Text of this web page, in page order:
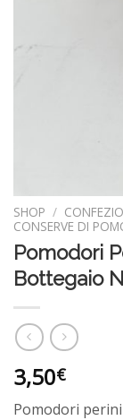
SHOP /
CONSERVE DI
Pomodori
Bottegaio
3,50€
Pomodori